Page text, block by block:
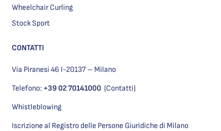
Wheelchair Curling
Stock Sport
CONTATTI
Via Piranesi 46 I-20137 – Milano
Telefono: +39 02 70141000 (Contatti)
Whistleblowing
Iscrizione al Registro delle Persone Giuridiche di Milano